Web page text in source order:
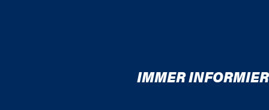
IMMER